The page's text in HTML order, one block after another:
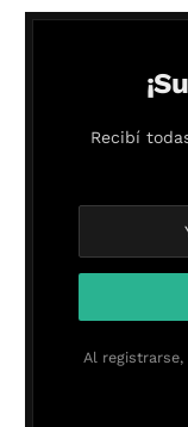
Recibí
Al